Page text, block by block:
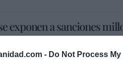
- Do Not Process
exponen a sanciones
operaciones en la isla tanto de